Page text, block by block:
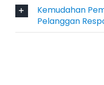
Bagi pengguna yang
secara intensif,
Bulanan Surabaya
Kemudahan
Pelanggan